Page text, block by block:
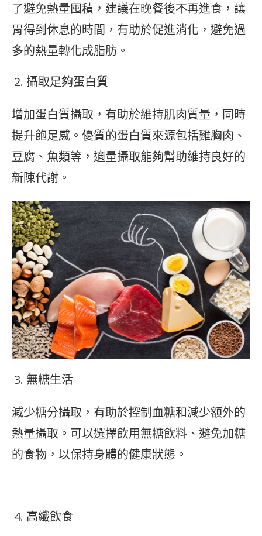
了避免熱量囤積，建議在晚餐後不再進食，讓
胃得到休息的時間，有助於促進消化，避免過
多的熱量轉化成脂肪。
攝取足夠蛋白質
增加蛋白質攝取，有助於維持肌肉質量，同時
提升飽足感。優質的蛋白質來源包括雞胸肉、
豆腐、魚類等，適量攝取能夠幫助維持良好的
新陳代謝。
無糖生活
減少糖分攝取，有助於控制血糖和減少額外的
熱量攝取。可以選擇飲用無糖飲料、避免加糖
的食物，以保持身體的健康狀態。
高纖飲食